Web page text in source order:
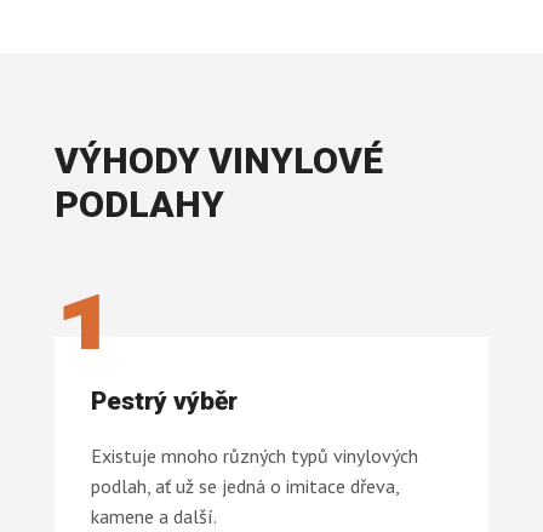
VÝHODY VINYLOVÉ
PODLAHY
1
Pestrý výběr
Existuje mnoho různých typů vinylových
podlah, ať už se jedná o imitace dřeva,
kamene a další.